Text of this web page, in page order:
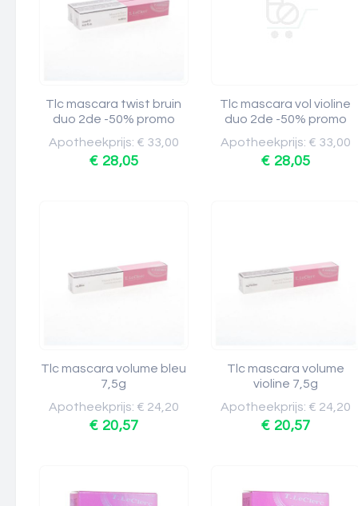
Tlc mascara twist bruin
duo 2de -50% promo
Apotheekprijs: € 33,00
€ 28,05
Tlc mascara vol violine
duo 2de -50% promo
Apotheekprijs: € 33,00
€ 28,05
Tlc mascara volume bleu
7,5g
Apotheekprijs: € 24,20
€ 20,57
Tlc mascara volume
violine 7,5g
Apotheekprijs: € 24,20
€ 20,57